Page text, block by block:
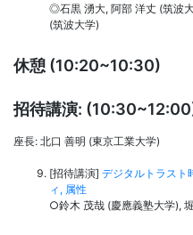
◎石黒 湧大, 阿部 洋丈 (筑波
(筑波大学)
休憩 (10:20~10:30)
招待講演:
座長: 北口 善明 (東京工業大学)
[招待講演] デジタルトラスト
ィ, 属性
○鈴木 茂哉 (慶應義塾大学),